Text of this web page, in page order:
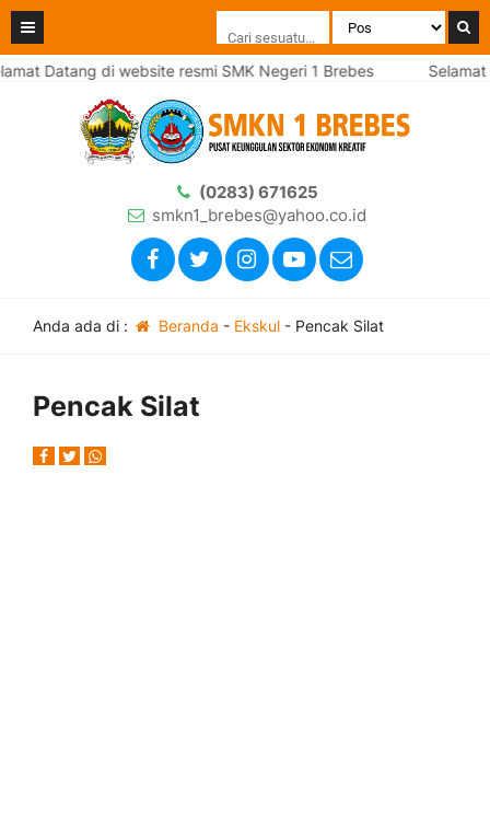
Datang di website resmi SMK Negeri 1 Brebes Selamat
(0283) 671625
smkn1_brebes@yahoo.co.id
Anda ada di : Beranda - Ekskul- Pencak Silat
Pencak Silat